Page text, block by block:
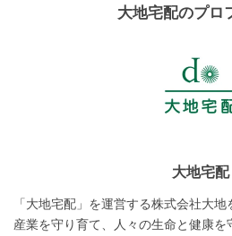
大地宅配のプロ
大地宅配
「大地宅配」を運営する株式会社大
産業を守り育て、人々の生命と健康